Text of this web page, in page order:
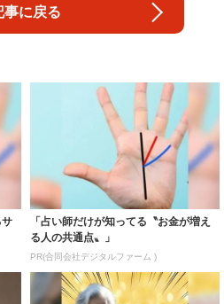
事に戻る
サ
「占い師だけが知ってる〝お金が増え
る人の共通点〟」
PR(合同会社デジタルファーム )